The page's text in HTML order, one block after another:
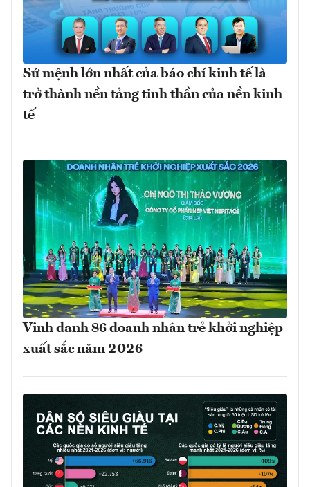
Sứ mệnh lớn nhất của báo chí kinh tế là
trở thành nền tảng tinh thần của nền kinh
tế
Vinh danh 86 doanh nhân trẻ khởi nghiệp
xuất sắc năm 2026